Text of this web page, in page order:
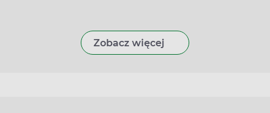
Zobacz więcej